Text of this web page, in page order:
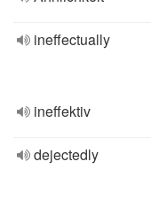
ineffectually
ineffektiv
dejectedly